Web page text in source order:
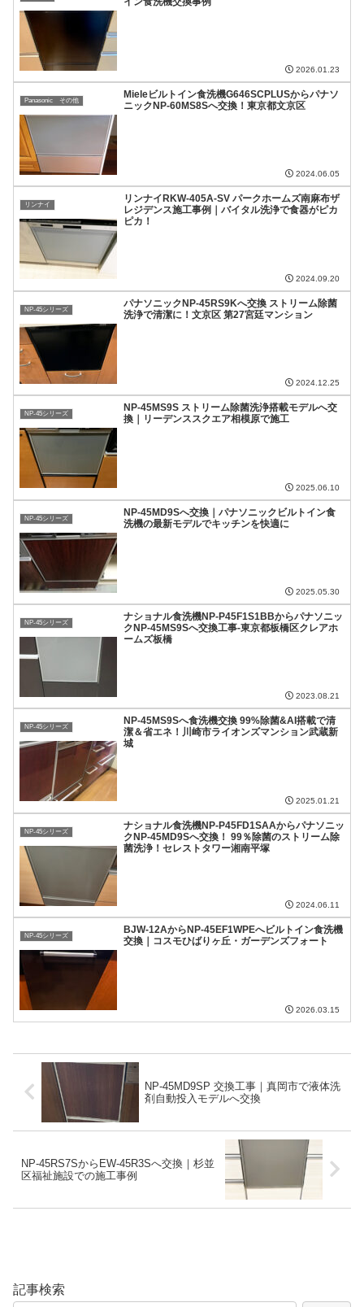
2026.01.23
Panasonic その他
Mieleビルトイン食洗機G646SCPLUSからパナソ
ニックNP-60MS8Sへ交換！東京都文京区
2024.06.05
リンナイ
リンナイRKW-405A-SV パークホームズ南麻布ザ
レジデンス施工事例｜バイタル洗浄で食器がピカ
ピカ！
2024.09.20
NP-45シリーズ
パナソニックNP-45RS9Kへ交換 ストリーム除菌
洗浄で清潔に！文京区 第27宮廷マンション
2024.12.25
NP-45シリーズ
NP-45MS9S ストリーム除菌洗浄搭載モデルへ交
換｜リーデンススクエア相模原で施工
2025.06.10
NP-45シリーズ
NP-45MD9Sへ交換｜パナソニックビルトイン食
洗機の最新モデルでキッチンを快適に
2025.05.30
NP-45シリーズ
ナショナル食洗機NP-P45F1S1BBからパナソニッ
クNP-45MS9Sへ交換工事-東京都板橋区クレアホ
ームズ板橋
2023.08.21
NP-45シリーズ
NP-45MS9Sへ食洗機交換 99%除菌&AI搭載で清
潔＆省エネ！川崎市ライオンズマンション武蔵新
城
2025.01.21
NP-45シリーズ
ナショナル食洗機NP-P45FD1SAAからパナソニッ
クNP-45MD9Sへ交換！ 99％除菌のストリーム除
菌洗浄！セレストタワー湘南平塚
2024.06.11
NP-45シリーズ
BJW-12AからNP-45EF1WPEへビルトイン食洗機
交換｜コスモひばりヶ丘・ガーデンズフォート
2026.03.15
NP-45MD9SP 交換工事｜真岡市で液体洗
剤自動投入モデルへ交換
NP-45RS7SからEW-45R3Sへ交換｜杉並
区福祉施設での施工事例
記事検索